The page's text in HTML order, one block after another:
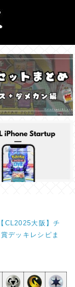
【CL2025大阪】チ
デッキレシピま